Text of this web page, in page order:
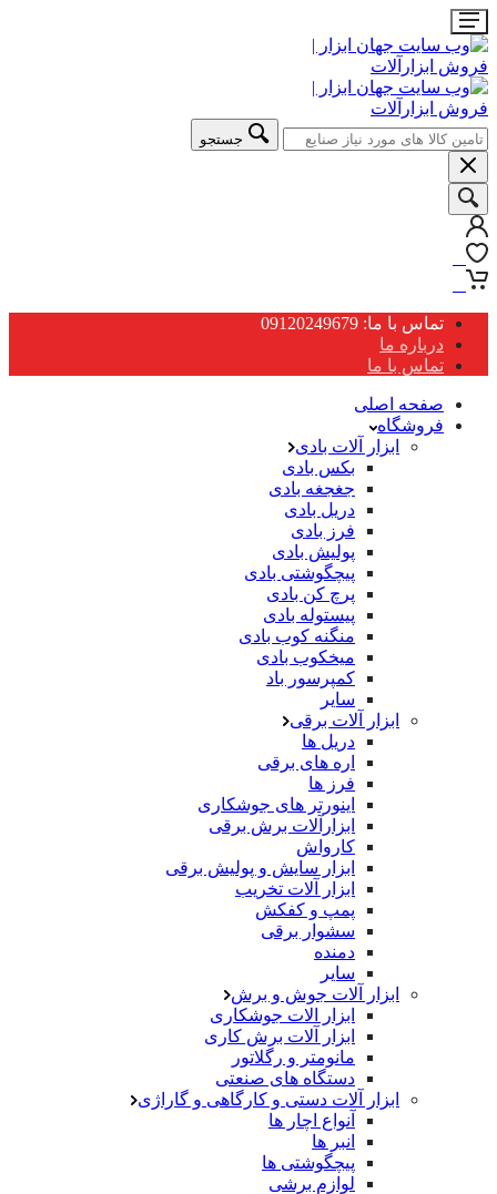
جستجو
تماس با ما: 09120249679
درباره ما
تماس با ما
صفحه اصلی
فروشگاه
ابزار آلات بادی
بکس بادی
جغجغه بادی
دریل بادی
فرز بادی
پولیش بادی
پیچگوشتی بادی
پرچ کن بادی
پیستوله بادی
منگنه کوب بادی
میخکوب بادی
کمپرسور باد
سایر
ابزار آلات برقی
دریل ها
اره های برقی
فرز ها
اینورتر های جوشکاری
ابزارآلات برش برقی
کارواش
ابزار سایش و پولیش برقی
ابزار آلات تخریب
پمپ و کفکش
سشوار برقی
دمنده
سایر
ابزار آلات جوش و برش
ابزار الات جوشکاری
ابزار آلات برش کاری
مانومتر و رگلاتور
دستگاه های صنعتی
ابزار آلات دستی و کارگاهی و گاراژی
آنواع اچار ها
انبر ها
پیچگوشتی ها
لوازم برشی